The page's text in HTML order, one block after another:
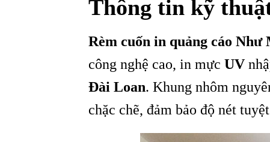
Thông tin kỹ
Rèm cuốn in quảng cáo Như
công nghệ cao, in mực UV
Đài Loan. Khung nhôm
chặc chẽ, đảm bảo độ nét